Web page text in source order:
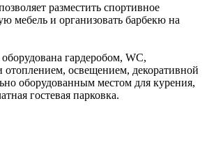
разместить спортивное
мебель и организовать барбекю на
гардеробом, WC,
освещением, декоративной
оборудованным местом для курения,
гостевая парковка.